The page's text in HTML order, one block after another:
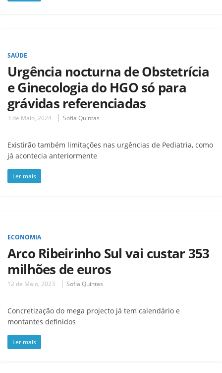
SAÚDE
Urgência nocturna de Obstetrícia
e Ginecologia do HGO só para
grávidas referenciadas
3 de Maio, 2024 Sofia Quintas
Existirão também limitações nas urgências de Pediatria, como
já acontecia anteriormente
Ler mais
ECONOMIA
Arco Ribeirinho Sul vai custar 353
milhões de euros
12 de Maio, 2023 Sofia Quintas
Concretização do mega projecto já tem calendário e
montantes definidos
Ler mais